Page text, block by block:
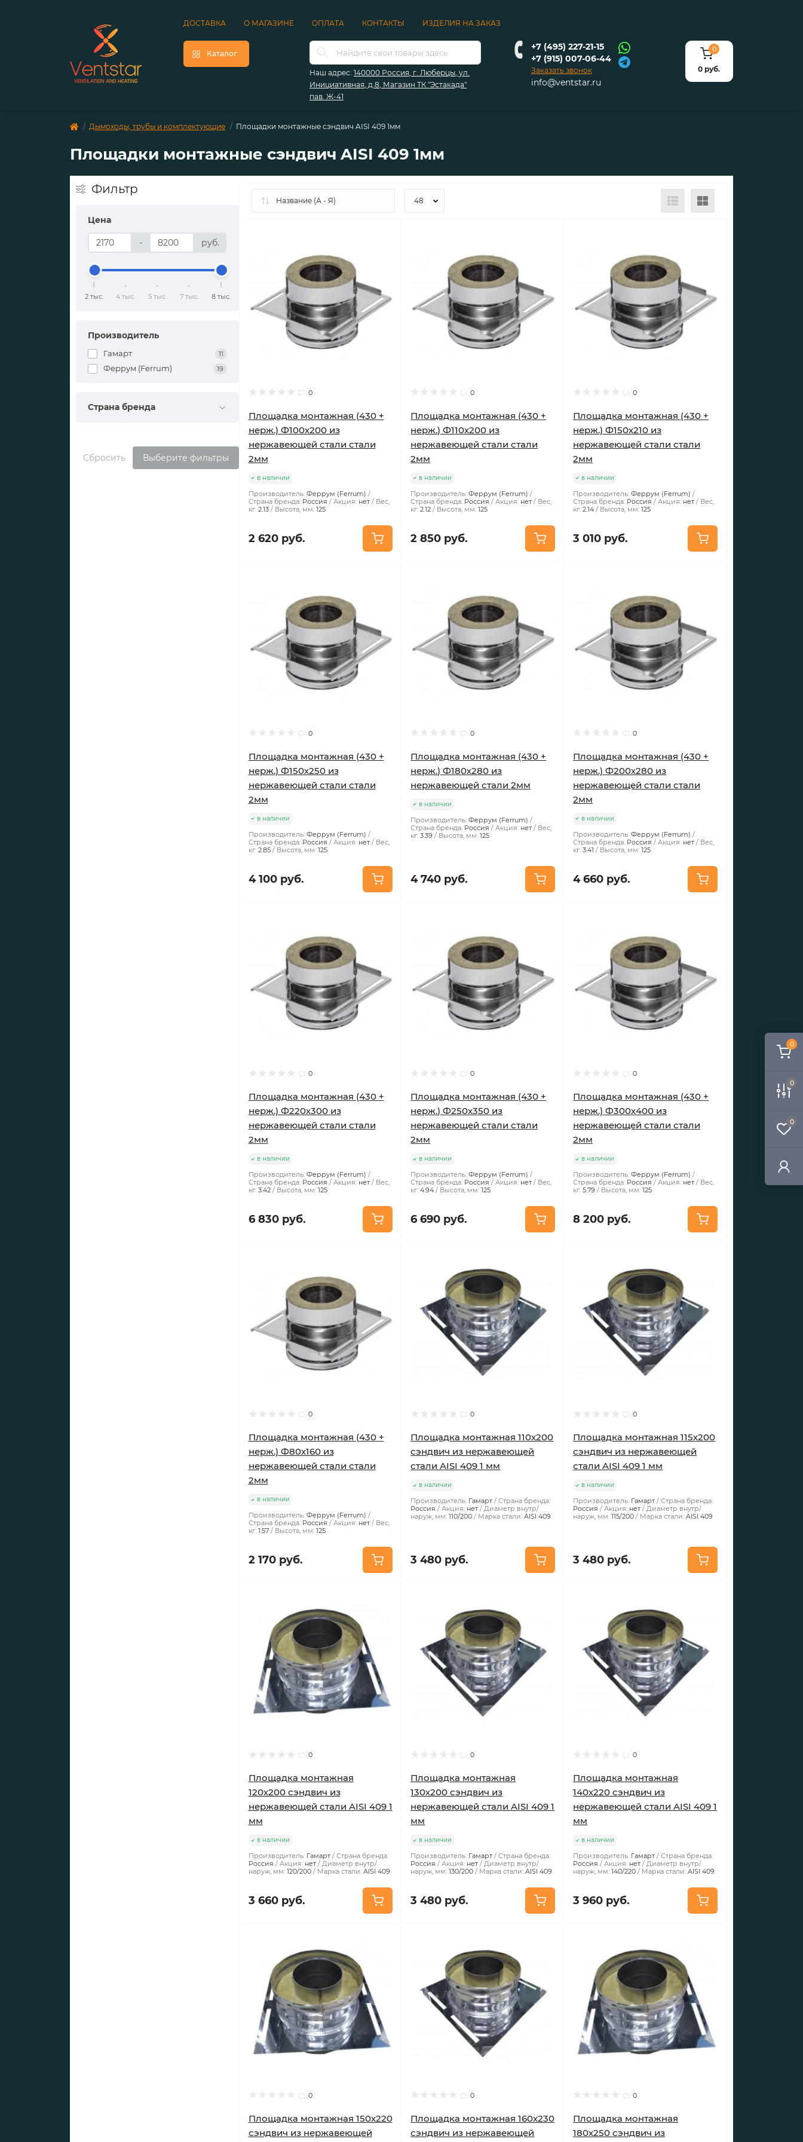
0
0
0
ДОСТАВКА О МАГАЗИНЕ ОПЛАТА КОНТАКТЫ ИЗДЕЛИЯ НА ЗАКАЗ
Каталог
Наш адрес: 140000 Россия, г. Люберцы, ул.
Инициативная, д.8, Магазин ТК "Эстакада"
пав. Ж-41
+7 (495) 227-21-15
+7 (915) 007-06-44
Заказать звонок
info@ventstar.ru
0
0 руб.
Дымоходы, трубы и комплектующие Площадки монтажные сэндвич AISI 409 1мм
Площадки монтажные сэндвич AISI 409 1мм
Фильтр
Цена
- руб.
2 тыс. 4 тыс. 5 тыс. 7 тыс. 8 тыс.
Производитель
Гамарт 11
Феррум (Ferrum) 19
Страна бренда
Сбросить Выберите фильтры
0
Площадка монтажная (430 +
нерж.) Ф100х200 из
нержавеющей стали стали
2мм
в наличии
Производитель: Феррум (Ferrum)
Страна бренда: Россия Акция: нет
Вес,
кг: 2.13 Высота, мм: 125
2 620 руб.
0
Площадка монтажная (430 +
нерж.) Ф110х200 из
нержавеющей стали стали
2мм
в наличии
Производитель: Феррум (Ferrum)
Страна бренда: Россия Акция: нет
Вес,
кг: 2.12 Высота, мм: 125
2 850 руб.
0
Площадка монтажная (430 +
нерж.) Ф150х210 из
нержавеющей стали стали
2мм
в наличии
Производитель: Феррум (Ferrum)
Страна бренда: Россия Акция: нет
Вес,
кг: 2.14 Высота, мм: 125
3 010 руб.
0
Площадка монтажная (430 +
нерж.) Ф150х250 из
нержавеющей стали стали
2мм
в наличии
Производитель: Феррум (Ferrum)
Страна бренда: Россия Акция: нет
Вес,
кг: 2.85 Высота, мм: 125
4 100 руб.
0
Площадка монтажная (430 +
нерж.) Ф180х280 из
нержавеющей стали 2мм
в наличии
Производитель: Феррум (Ferrum)
Страна бренда: Россия Акция: нет
Вес,
кг: 3.39 Высота, мм: 125
4 740 руб.
0
Площадка монтажная (430 +
нерж.) Ф200х280 из
нержавеющей стали стали
2мм
в наличии
Производитель: Феррум (Ferrum)
Страна бренда: Россия Акция: нет
Вес,
кг: 3.41 Высота, мм: 125
4 660 руб.
0
Площадка монтажная (430 +
нерж.) Ф220х300 из
нержавеющей стали стали
2мм
в наличии
Производитель: Феррум (Ferrum)
Страна бренда: Россия Акция: нет
Вес,
кг: 3.42 Высота, мм: 125
6 830 руб.
0
Площадка монтажная (430 +
нерж.) Ф250х350 из
нержавеющей стали стали
2мм
в наличии
Производитель: Феррум (Ferrum)
Страна бренда: Россия Акция: нет
Вес,
кг: 4.94 Высота, мм: 125
6 690 руб.
0
Площадка монтажная (430 +
нерж.) Ф300х400 из
нержавеющей стали стали
2мм
в наличии
Производитель: Феррум (Ferrum)
Страна бренда: Россия Акция: нет
Вес,
кг: 5.79 Высота, мм: 125
8 200 руб.
0
Площадка монтажная (430 +
нерж.) Ф80х160 из
нержавеющей стали стали
2мм
в наличии
Производитель: Феррум (Ferrum)
Страна бренда: Россия Акция: нет
Вес,
кг: 1.57 Высота, мм: 125
2 170 руб.
0
Площадка монтажная 110х200
сэндвич из нержавеющей
стали AISI 409 1 мм
в наличии
Производитель: Гамарт
Страна бренда:
Россия
Акция: нет
Диаметр внутр/
наруж, мм: 110/200 Марка стали: AISI 409
3 480 руб.
0
Площадка монтажная 115х200
сэндвич из нержавеющей
стали AISI 409 1 мм
в наличии
Производитель: Гамарт
Страна бренда:
Россия
Акция: нет
Диаметр внутр/
наруж, мм: 115/200 Марка стали: AISI 409
3 480 руб.
0
Площадка монтажная
120х200 сэндвич из
нержавеющей стали AISI 409 1
мм
в наличии
Производитель: Гамарт
Страна бренда:
Россия
Акция: нет
Диаметр внутр/
наруж, мм: 120/200 Марка стали: AISI 409
3 660 руб.
0
Площадка монтажная
130х200 сэндвич из
нержавеющей стали AISI 409 1
мм
в наличии
Производитель: Гамарт
Страна бренда:
Россия
Акция: нет
Диаметр внутр/
наруж, мм: 130/200 Марка стали: AISI 409
3 480 руб.
0
Площадка монтажная
140х220 сэндвич из
нержавеющей стали AISI 409 1
мм
в наличии
Производитель: Гамарт
Страна бренда:
Россия
Акция: нет
Диаметр внутр/
наруж, мм: 140/220 Марка стали: AISI 409
3 960 руб.
0
Площадка монтажная 150х220
сэндвич из нержавеющей
0
Площадка монтажная 160х230
сэндвич из нержавеющей
0
Площадка монтажная
180х250 сэндвич из